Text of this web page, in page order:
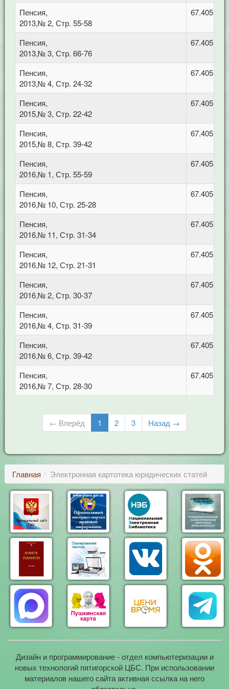
Пенсия,
2013,№ 2, Стр. 55-58
67.405
Пенсия,
2013,№ 3, Стр. 66-76
67.405
Пенсия,
2013,№ 4, Стр. 24-32
67.405
Пенсия,
2015,№ 3, Стр. 22-42
67.405
Пенсия,
2015,№ 8, Стр. 39-42
67.405
Пенсия,
2016,№ 1, Стр. 55-59
67.405
Пенсия,
2016,№ 10, Стр. 25-28
67.405
Пенсия,
2016,№ 11, Стр. 31-34
67.405
Пенсия,
2016,№ 12, Стр. 21-31
67.405
Пенсия,
2016,№ 2, Стр. 30-37
67.405
Пенсия,
2016,№ 4, Стр. 31-39
67.405
Пенсия,
2016,№ 6, Стр. 39-42
67.405
Пенсия,
2016,№ 7, Стр. 28-30
67.405
← Вперёд 1 2 3 Назад →
Главная Электронная картотека юридических статей
Дизайн и программирование - отдел компьютеризации и
новых технологий пятигорской ЦБС. При использовании
материалов нашего сайта активная ссылка на него